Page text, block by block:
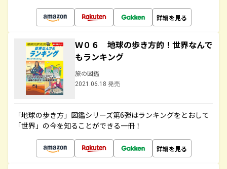
詳細を見る
Ｗ０６ 地球の歩き方的！世界なんで
もランキング
旅の図鑑
2021.06.18 発売
「地球の歩き方」図鑑シリーズ第6弾はランキングをとおして
「世界」の今を知ることができる一冊！
詳細を見る